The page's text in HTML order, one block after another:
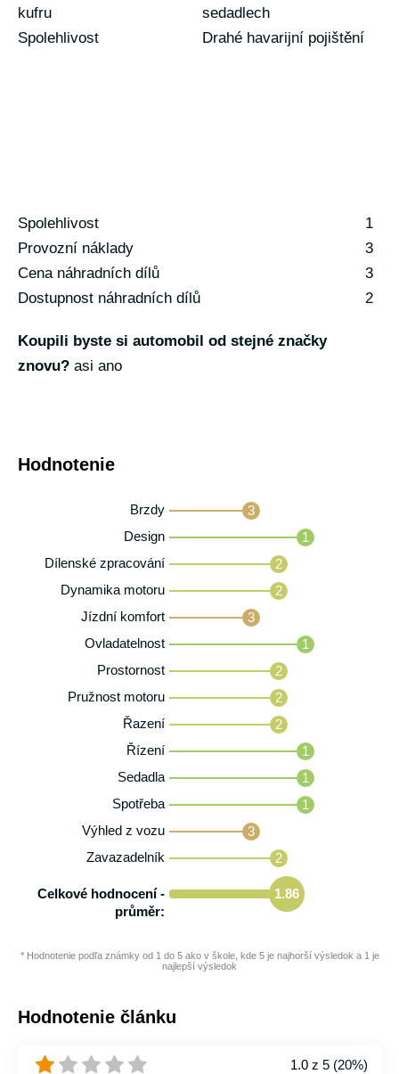
kufru
sedadlech
Spolehlivost
Drahé havarijní pojištění
Spolehlivost
1
Provozní náklady
3
Cena náhradních dílů
3
Dostupnost náhradních dílů
2
Koupili byste si automobil od stejné značky
znovu? asi ano
Hodnotenie
Brzdy
3
Design
1
Dílenské zpracování
2
Dynamika motoru
2
Jízdní komfort
3
Ovladatelnost
1
Prostornost
2
Pružnost motoru
2
Řazení
2
Řízení
1
Sedadla
1
Spotřeba
1
Výhled z vozu
3
Zavazadelník
2
Celkové hodnocení -
průměr:
1.86
* Hodnotenie podľa známky od 1 do 5 ako v škole, kde 5 je najhorší výsledok a 1 je
najlepší výsledok
Hodnotenie článku
1.0 z 5 (20%)